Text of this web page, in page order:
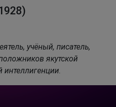
учёный, писатель,
якутской
интеллигенции